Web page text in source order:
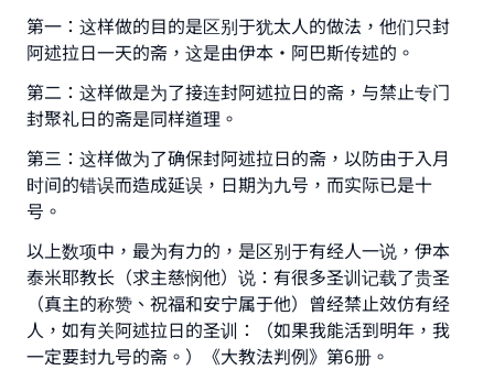
第一：这样做的目的是区别于犹太人的做法，他们只封
阿述拉日一天的斋，这是由伊本·阿巴斯传述的。
第二：这样做是为了接连封阿述拉日的斋，与禁止专门
封聚礼日的斋是同样道理。
第三：这样做为了确保封阿述拉日的斋，以防由于入月
时间的错误而造成延误，日期为九号，而实际已是十
号。
以上数项中，最为有力的，是区别于有经人一说，伊本
泰米耶教长（求主慈悯他）说：有很多圣训记载了贵圣
（真主的称赞、祝福和安宁属于他）曾经禁止效仿有经
人，如有关阿述拉日的圣训：（如果我能活到明年，我
一定要封九号的斋。）《大教法判例》第6册。
The Prophet (ﷺ) said:
good will earn the same reward as those who
do it."
(MUSLIM, 1893)
Support IslamQA